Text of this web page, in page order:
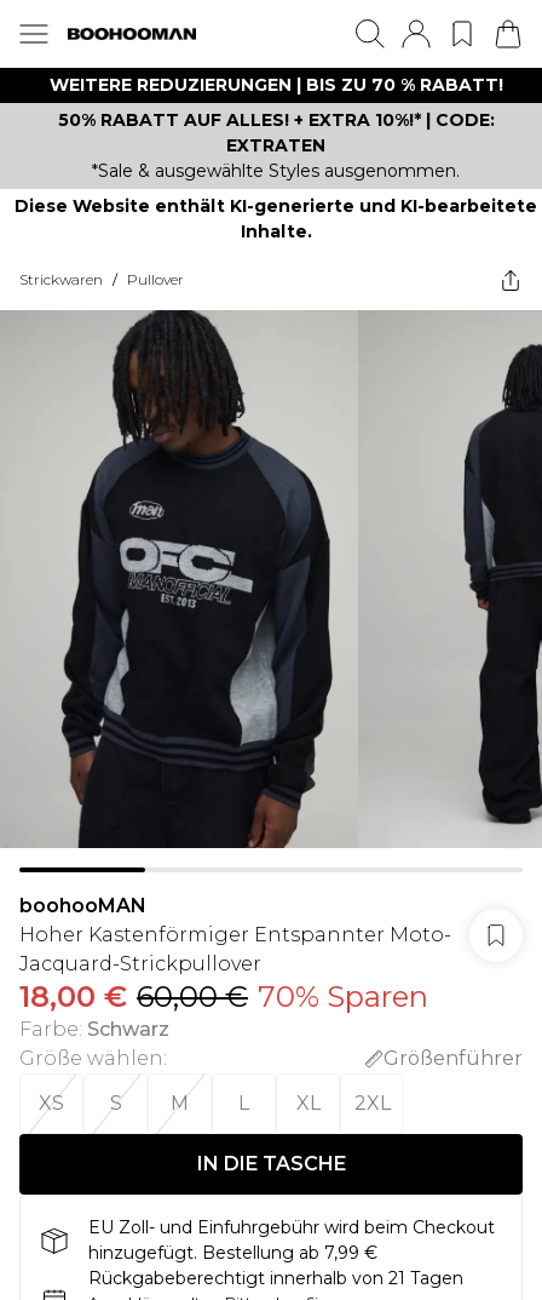
WEITERE REDUZIERUNGEN | BIS ZU 70 % RABATT!
50% RABATT AUF ALLES! + EXTRA 10%!* | CODE:
EXTRATEN
*Sale & ausgewählte Styles ausgenommen.
Diese Website enthält KI-generierte und KI-bearbeitete
Inhalte.
Strickwaren / Pullover
boohooMAN
Hoher Kastenförmiger Entspannter Moto-
Jacquard-Strickpullover
18,00 € 60,00 € 70% Sparen
Farbe: Schwarz
Größe wählen:
Größenführer
XS
S M L XL 2XL
IN DIE TASCHE
EU Zoll- und Einfuhrgebühr wird beim Checkout
hinzugefügt. Bestellung ab 7,99 €
Rückgabeberechtigt innerhalb von 21 Tagen